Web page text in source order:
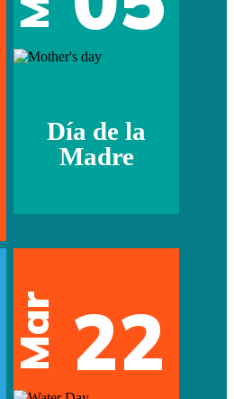
Día de la
Madre
Mar 22